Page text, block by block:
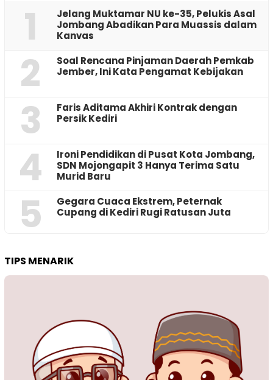
1
Jelang Muktamar NU ke-35, Pelukis Asal
Jombang Abadikan Para Muassis dalam
Kanvas
2
‎Soal Rencana Pinjaman Daerah Pemkab
Jember, Ini Kata Pengamat Kebijakan ‎
3
Faris Aditama Akhiri Kontrak dengan
Persik Kediri
4
Ironi Pendidikan di Pusat Kota Jombang,
SDN Mojongapit 3 Hanya Terima Satu
Murid Baru
5
‎Gegara Cuaca Ekstrem, Peternak
Cupang di Kediri Rugi Ratusan Juta
TIPS MENARIK